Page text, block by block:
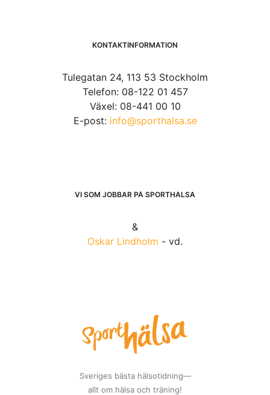
KONTAKTINFORMATION
Tulegatan 24, 113 53 Stockholm
Telefon: 08-122 01 457
Växel: 08-441 00 10
E-post: info@sporthalsa.se
VI SOM JOBBAR PÅ SPORTHÄLSA
&
Oskar Lindholm - vd.
Sveriges bästa hälsotidning—
allt om hälsa och träning!